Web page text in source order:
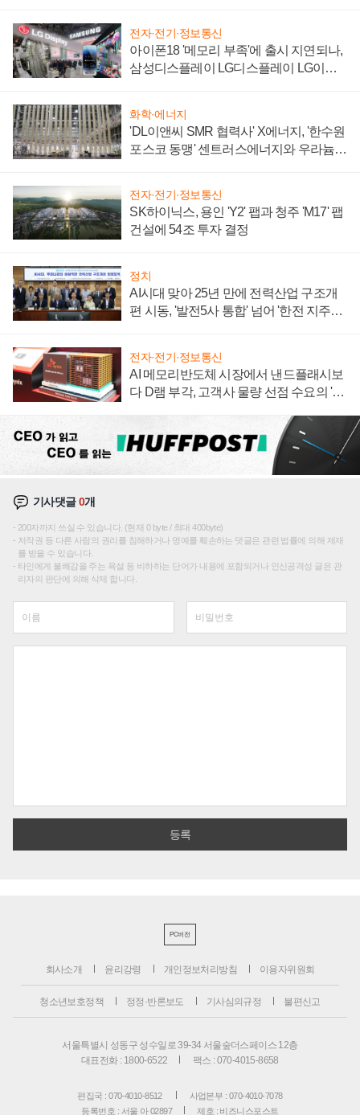
전자·전기·정보통신
아이폰18 '메모리 부족'에 출시 지연되나,
삼성디스플레이 LG디스플레이 LG이노
화학·에너지
'DL이앤씨 SMR 협력사' X에너지, '한수원
포스코 동맹' 센트러스에너지와 우라늄
전자·전기·정보통신
SK하이닉스, 용인 'Y2' 팹과 청주 'M17' 팹
건설에 54조 투자 결정
정치
AI시대 맞아 25년 만에 전력산업 구조개
편 시동, '발전5사 통합' 넘어 '한전 지주사'
전자·전기·정보통신
AI 메모리반도체 시장에서 낸드플래시보
다 D램 부각, 고객사 물량 선점 수요의 '우
기사댓글0개
200자까지 쓰실 수 있습니다. (현재 0 byte / 최대 400byte)
저작권 등 다른 사람의 권리를 침해하거나 명예를 훼손하는 댓글은 관련 법률에 의해 제재
를 받을 수 있습니다.
타인에게 불쾌감을 주는 욕설 등 비하하는 단어가 내용에 포함되거나 인신공격성 글은 관
리자의 판단에 의해 삭제 합니다.
PC버전
회사소개 윤리강령 개인정보처리방침 이용자위원회
청소년보호정책 정정·반론보도 기사심의규정 불편신고
서울특별시 성동구 성수일로 39-34 서울숲더스페이스 12층
대표전화 : 1800-6522
팩스 : 070-4015-8658
편집국 : 070-4010-8512
사업본부 : 070-4010-7078
등록번호 : 서울 아 02897
제호 : 비즈니스포스트